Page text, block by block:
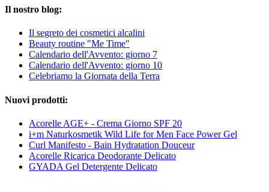
Il nostro blog:
Il segreto dei cosmetici alcalini
Beauty routine "Me Time"
Calendario dell'Avvento: giorno 7
Calendario dell'Avvento: giorno 10
Celebriamo la Giornata della Terra
Nuovi prodotti:
Acorelle AGE+ - Crema Giorno SPF 20
i+m Naturkosmetik Wild Life for Men Face Power Gel
Curl Manifesto - Bain Hydratation Douceur
Acorelle Ricarica Deodorante Delicato
GYADA Gel Detergente Delicato